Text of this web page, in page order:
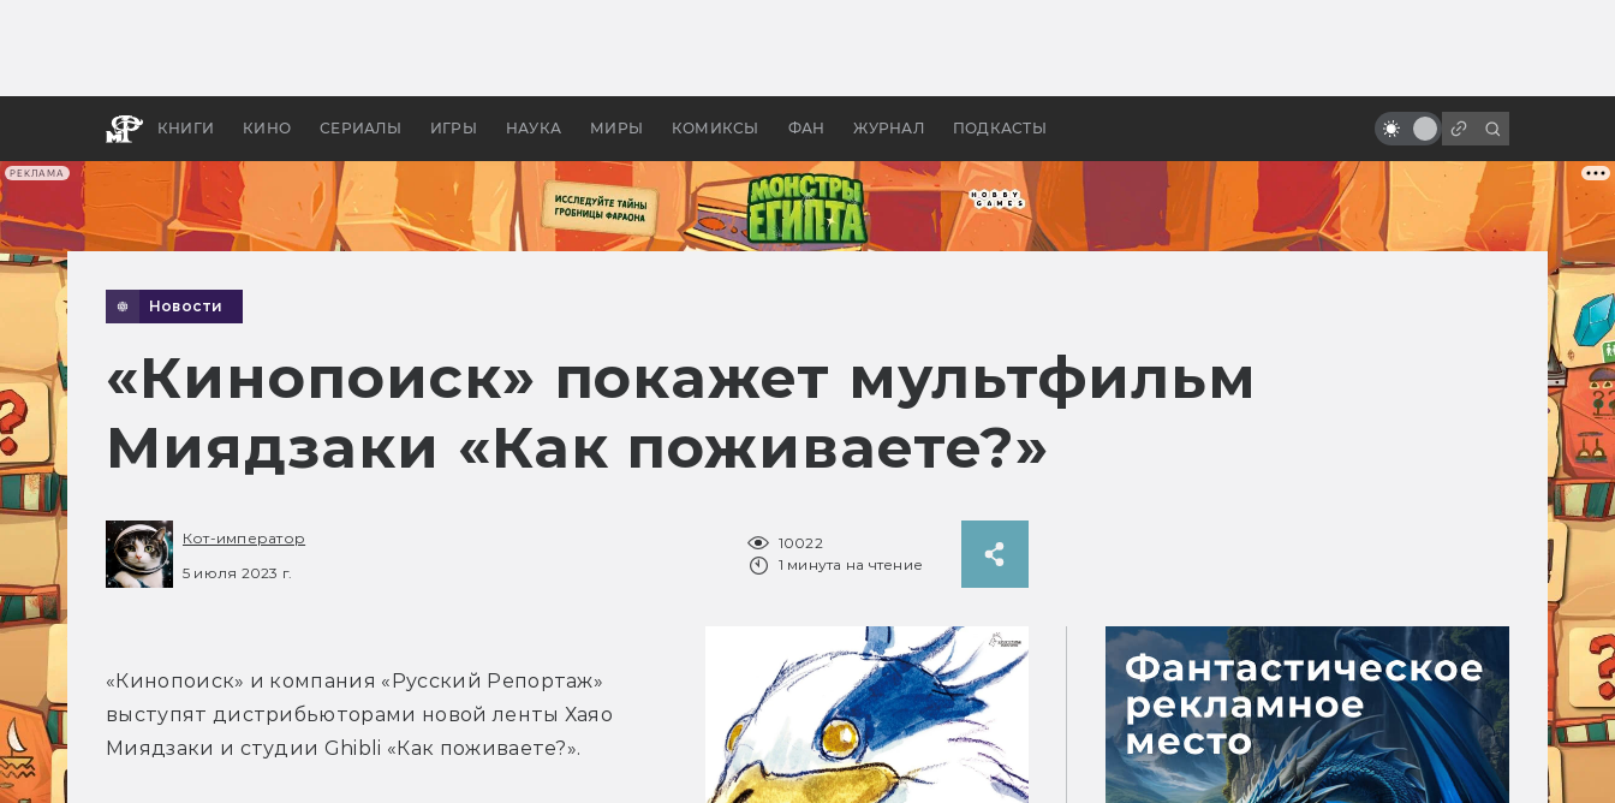
РЕКЛАМА
КНИГИ КИНО СЕРИАЛЫ ИГРЫ НАУКА МИРЫ КОМИКСЫ ФАН ЖУРНАЛ ПОДКАСТЫ
апокалипсис, в России —
бы «Властелина колец»
лучшему
Новости
«Кинопоиск» покажет мультфильм
Миядзаки «Как поживаете?»
Кот-император
5 июля 2023 г.
10022
1 минута на чтение
«Кинопоиск» и компания «Русский Репортаж»
выступят дистрибьюторами новой ленты Хаяо
Миядзаки и студии Ghibli «Как поживаете?».